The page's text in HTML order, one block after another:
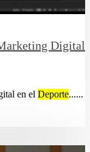
Digital
en el Deporte......